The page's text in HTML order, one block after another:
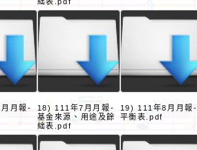
月報-
18) 111年7月月報-
基金來源、用途及餘
絀表.pdf
19) 111年8月月報-
平衡表.pdf